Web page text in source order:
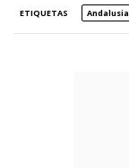
ETIQUETAS Andalusia